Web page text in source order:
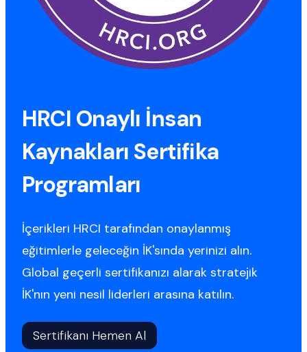
HRCI Onaylı İnsan
Kaynakları Sertifika
Programları
İçerikleri HRCI tarafından onaylanmış
eğitimlerle geleceğin İK'sında yerinizi alın.
Global geçerli sertifikanızı alarak stratejik
İK'nın yeni nesil liderleri arasına katılın.
Sertifikanı Hemen Al